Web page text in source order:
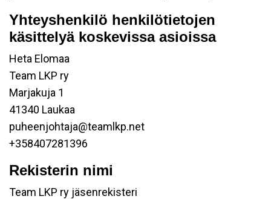
Yhteyshenkilö henkilötietojen
käsittelyä koskevissa asioissa
Heta Elomaa
Team LKP ry
Marjakuja 1
41340 Laukaa
puheenjohtaja@teamlkp.net
+358407281396
Rekisterin nimi
Team LKP ry jäsenrekisteri